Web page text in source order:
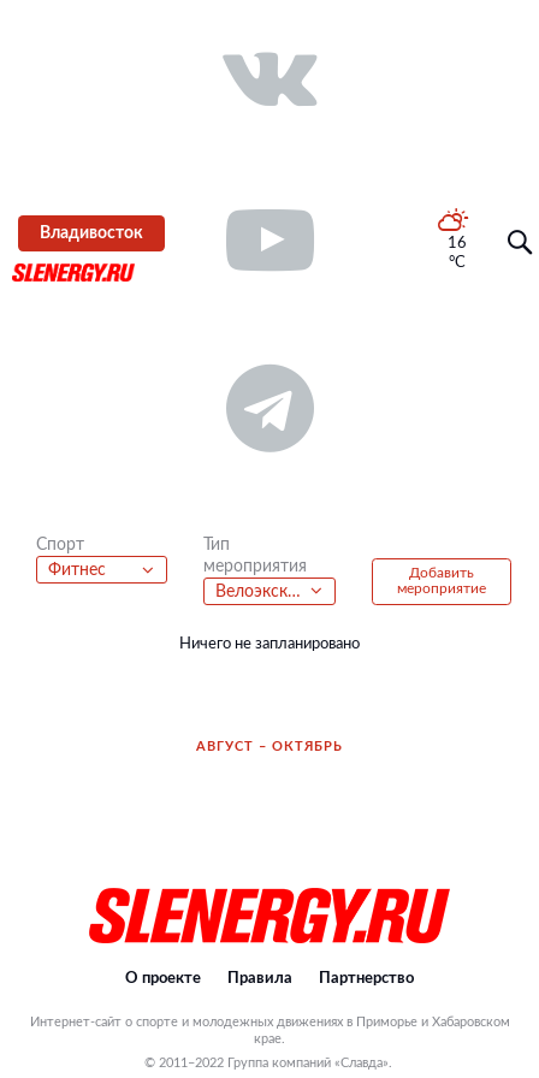
Владивосток
16
°C
Спорт
Фитнес
Тип
мероприятия
Велоэкскурсия
Добавить
мероприятие
Ничего не запланировано
АВГУСТ – ОКТЯБРЬ
О проекте Правила Партнерство
Интернет-сайт о спорте и молодежных движениях в Приморье и Хабаровском
крае.
© 2011–2022 Группа компаний «Славда».